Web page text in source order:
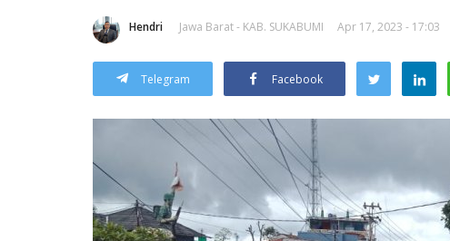
Hendri Jawa Barat - KAB. SUKABUMI Apr 17, 2023 - 17:03
Telegram Facebook